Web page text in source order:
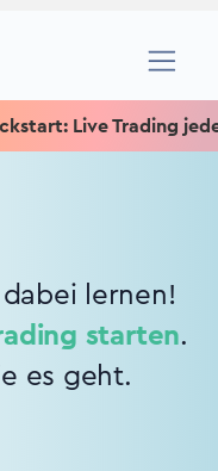
Live Trading
lernen!
starten.
es geht.